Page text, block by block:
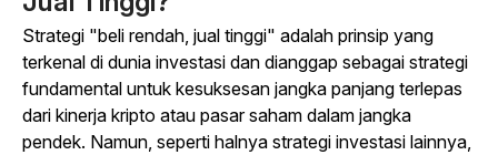
Strategi "beli rendah, jual tinggi" adalah prinsip yang
terkenal di dunia investasi dan dianggap sebagai strategi
fundamental untuk kesuksesan jangka panjang terlepas
dari kinerja kripto atau pasar saham dalam jangka
pendek. Namun, seperti halnya strategi investasi lainnya,